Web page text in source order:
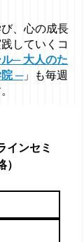
、心の成長
していくコ
─ 大人のた
院 ─」も毎週
インセミ